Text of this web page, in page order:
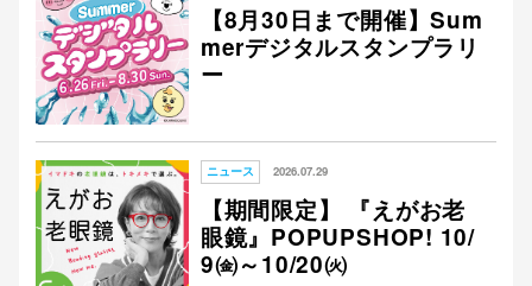
【8月30日まで開催】Sum
merデジタルスタンプラリ
ー
ニュース 2026.07.29
【期間限定】 『えがお老
眼鏡』POPUPSHOP! 10/
9㈮～10/20㈫